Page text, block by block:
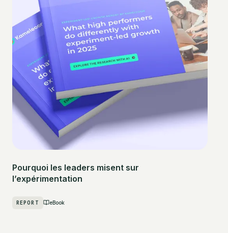
Pourquoi les leaders misent sur
l’expérimentation
REPORT eBook